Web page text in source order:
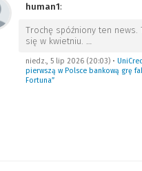
human1:
Trochę spóźniony ten news.
się w kwietniu. …
niedz., 5 lip 2026 (20:03)•
pierwszą w Polsce bankową grę
Fortuna”